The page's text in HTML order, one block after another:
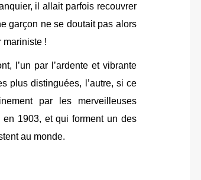
il allait parfois recouvrer
garçon ne se doutait pas alors
mariniste !
l’un par l’ardente et vibrante
plus distinguées, l’autre, si ce
par les merveilleuses
en 1903, et qui forment un des
au monde.